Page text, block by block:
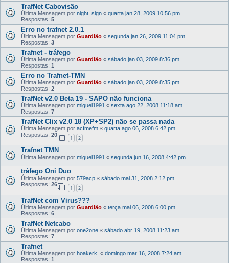
TrafNet Cabovisão
Última Mensagem por night_sign « quarta jan 28, 2009 10:56 pm
Respostas: 5
Erro no trafnet 2.0.1
Última Mensagem por Guardião « segunda jan 26, 2009 11:04 pm
Respostas: 3
Trafnet - tráfego
Última Mensagem por Guardião « sábado jan 03, 2009 8:36 pm
Respostas: 1
Erro no Trafnet-TMN
Última Mensagem por Guardião « sábado jan 03, 2009 8:35 pm
Respostas: 2
TrafNet v2.0 Beta 19 - SAPO não funciona
Última Mensagem por miguel1991 « sexta ago 22, 2008 11:18 am
Respostas: 7
TrafNet Clix v2.0 18 (XP+SP2) não se passa nada
Última Mensagem por acfmefm « quarta ago 06, 2008 6:42 pm
Respostas: 20
1 2
Trafnet TMN
Última Mensagem por miguel1991 « segunda jun 16, 2008 4:42 pm
tráfego Oni Duo
Última Mensagem por 579acp « sábado mai 31, 2008 2:12 pm
Respostas: 26
1 2
TrafNet com Virus???
Última Mensagem por Guardião « terça mai 06, 2008 6:00 pm
Respostas: 6
TrafNet Netcabo
Última Mensagem por one2one « sábado abr 19, 2008 11:23 am
Respostas: 7
Trafnet
Última Mensagem por hoakerk. « domingo mar 16, 2008 7:24 am
Respostas: 1